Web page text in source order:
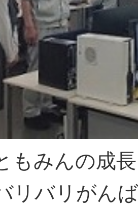
もみんの成
リバリがん